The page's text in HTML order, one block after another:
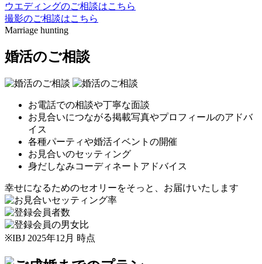
ウエディングのご相談はこちら
撮影のご相談はこちら
Marriage hunting
婚活のご相談
お電話での相談や丁寧な面談
お見合いにつながる掲載写真やプロフィールのアドバ
イス
各種パーティや婚活イベントの開催
お見合いのセッティング
身だしなみコーディネートアドバイス
幸せになるためのセオリーをそっと、お届けいたします
※IBJ 2025年12月 時点